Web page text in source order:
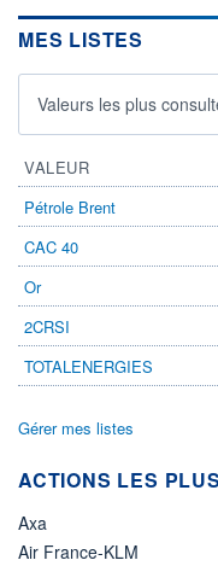
ÉCHANGE
26.09.25 / 15:52:57
ÉLIGIBILITÉ
Non éligible
Boursobank
MES LISTES
Valeurs les plus
VALEUR
Pétrole Brent
CAC 40
Or
2CRSI
TOTALENERGIES
Gérer mes listes
ACTIONS LES
Axa
Air France-KLM